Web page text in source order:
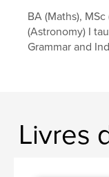
BA (Maths),
(Astronomy) I
Grammar and
Livres